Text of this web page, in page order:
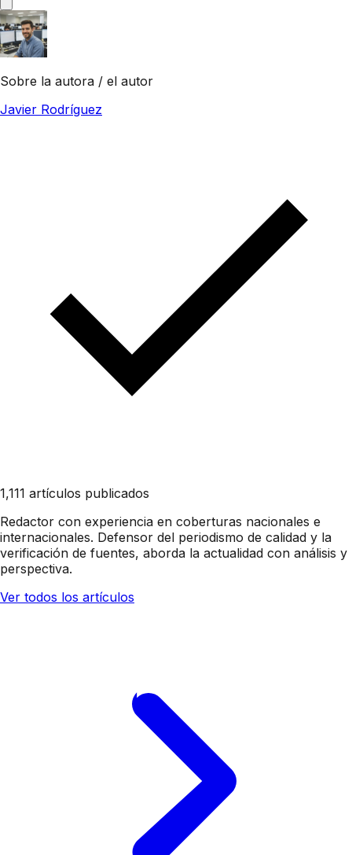
Sobre la autora / el autor
Javier Rodríguez
1,111 artículos publicados
Redactor con experiencia en coberturas nacionales e
internacionales. Defensor del periodismo de calidad y la
verificación de fuentes, aborda la actualidad con análisis y
perspectiva.
Ver todos los artículos